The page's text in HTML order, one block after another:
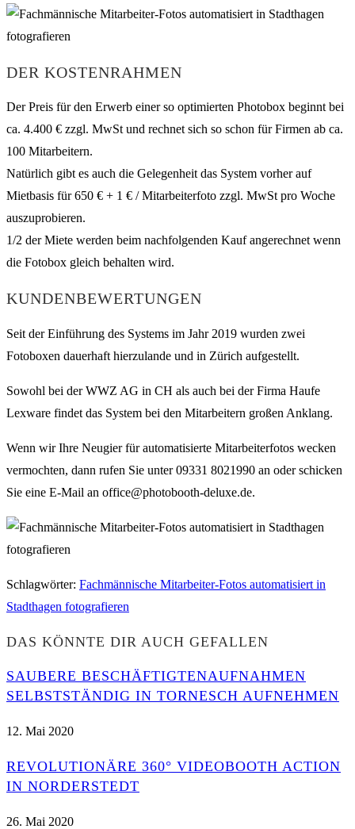
DER KOSTENRAHMEN
Der Preis für den Erwerb einer so optimierten Photobox beginnt bei
ca. 4.400 € zzgl. MwSt und rechnet sich so schon für Firmen ab ca.
100 Mitarbeitern.
Natürlich gibt es auch die Gelegenheit das System vorher auf
Mietbasis für 650 € + 1 € / Mitarbeiterfoto zzgl. MwSt pro Woche
auszuprobieren.
1/2 der Miete werden beim nachfolgenden Kauf angerechnet wenn
die Fotobox gleich behalten wird.
KUNDENBEWERTUNGEN
Seit der Einführung des Systems im Jahr 2019 wurden zwei
Fotoboxen dauerhaft hierzulande und in Zürich aufgestellt.
Sowohl bei der WWZ AG in CH als auch bei der Firma Haufe
Lexware findet das System bei den Mitarbeitern großen Anklang.
Wenn wir Ihre Neugier für automatisierte Mitarbeiterfotos wecken
vermochten, dann rufen Sie unter 09331 8021990 an oder schicken
Sie eine E-Mail an office@photobooth-deluxe.de.
Schlagwörter: Fachmännische Mitarbeiter-Fotos automatisiert in
Stadthagen fotografieren
DAS KÖNNTE DIR AUCH GEFALLEN
SAUBERE BESCHÄFTIGTENAUFNAHMEN
SELBSTSTÄNDIG IN TORNESCH AUFNEHMEN
12. Mai 2020
REVOLUTIONÄRE 360° VIDEOBOOTH ACTION
IN NORDERSTEDT
26. Mai 2020